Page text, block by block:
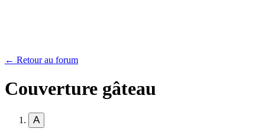
← Retour au forum
Couverture gâteau
A